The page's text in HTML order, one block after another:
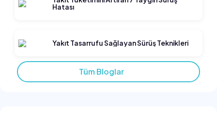
Hatası
Yakıt Tasarrufu Sağlayan Sürüş Teknikleri
Tüm Bloglar